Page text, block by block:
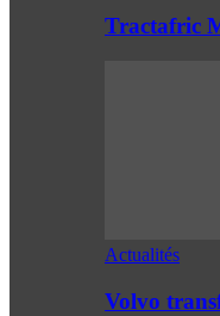
Tractafric
Actualités
Volvo